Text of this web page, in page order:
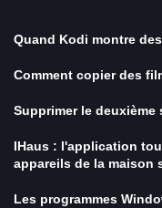
Quand Kodi montre
Comment copier des
Supprimer le
IHaus : l'application
appareils de la maison
Les programmes